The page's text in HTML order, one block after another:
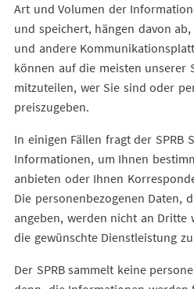
Art und Volumen der
und speichert, hängen davon
und andere
können auf die meisten unserer
mitzuteilen, wer Sie sind oder
preiszugeben.
In einigen Fällen fragt der SPRB
Informationen, um Ihnen
anbieten oder Ihnen
Die personenbezogenen Daten,
angeben, werden nicht an Dritte
die gewünschte Dienstleistung
Der SPRB sammelt keine